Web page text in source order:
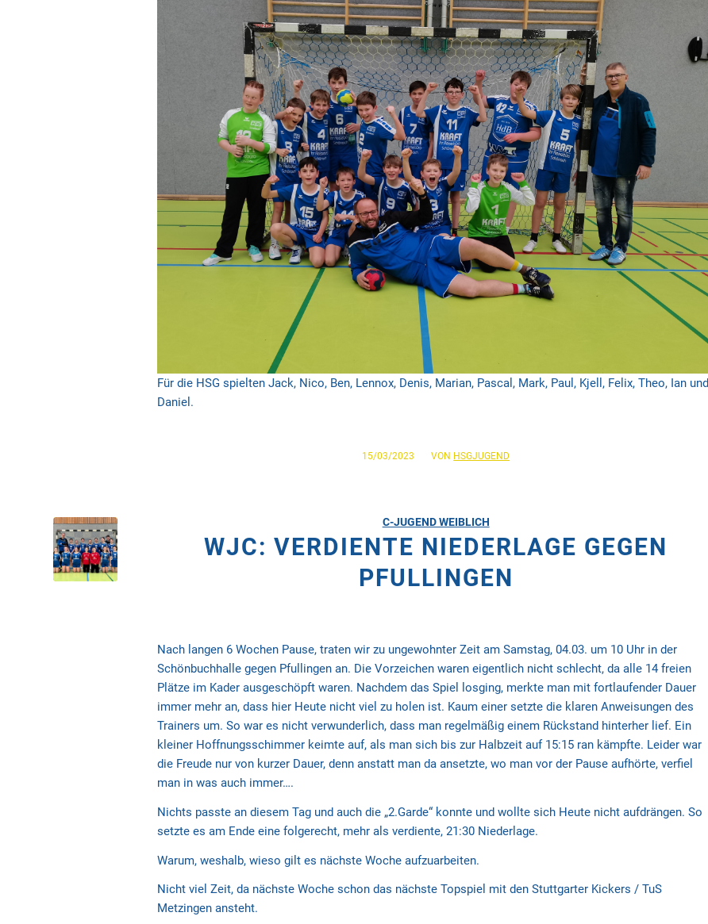
Für die HSG spielten Jack, Nico, Ben, Lennox, Denis, Marian, Pascal, Mark, Paul, Kjell, Felix, Theo, Ian und
Daniel.
15/03/2023
/ VON HSGJUGEND
C-JUGEND WEIBLICH
WJC: VERDIENTE NIEDERLAGE GEGEN
PFULLINGEN
Nach langen 6 Wochen Pause, traten wir zu ungewohnter Zeit am Samstag, 04.03. um 10 Uhr in der
Schönbuchhalle gegen Pfullingen an. Die Vorzeichen waren eigentlich nicht schlecht, da alle 14 freien
Plätze im Kader ausgeschöpft waren. Nachdem das Spiel losging, merkte man mit fortlaufender Dauer
immer mehr an, dass hier Heute nicht viel zu holen ist. Kaum einer setzte die klaren Anweisungen des
Trainers um. So war es nicht verwunderlich, dass man regelmäßig einem Rückstand hinterher lief. Ein
kleiner Hoffnungsschimmer keimte auf, als man sich bis zur Halbzeit auf 15:15 ran kämpfte. Leider war
die Freude nur von kurzer Dauer, denn anstatt man da ansetzte, wo man vor der Pause aufhörte, verfiel
man in was auch immer….
Nichts passte an diesem Tag und auch die „2.Garde“ konnte und wollte sich Heute nicht aufdrängen. So
setzte es am Ende eine folgerecht, mehr als verdiente, 21:30 Niederlage.
Warum, weshalb, wieso gilt es nächste Woche aufzuarbeiten.
Nicht viel Zeit, da nächste Woche schon das nächste Topspiel mit den Stuttgarter Kickers / TuS
Metzingen ansteht.